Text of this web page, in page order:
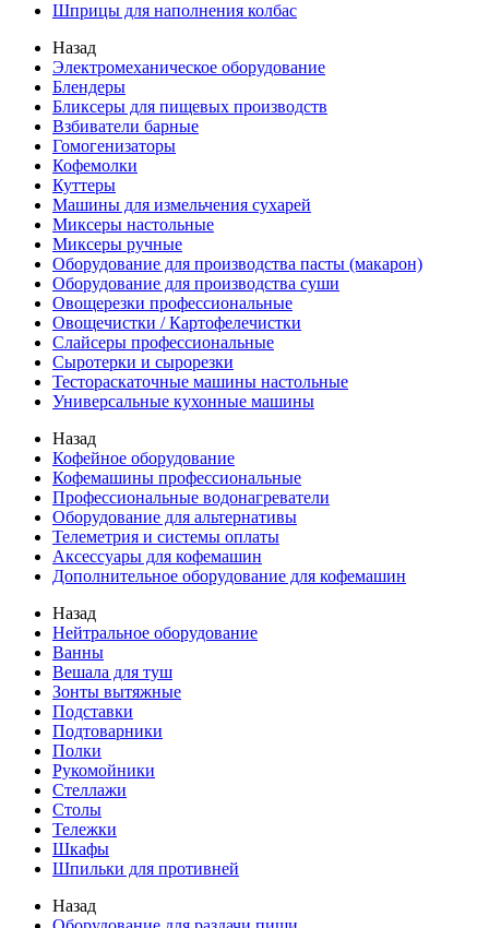
Шприцы для наполнения колбас
Назад
Электромеханическое оборудование
Блендеры
Бликсеры для пищевых производств
Взбиватели барные
Гомогенизаторы
Кофемолки
Куттеры
Машины для измельчения сухарей
Миксеры настольные
Миксеры ручные
Оборудование для производства пасты (макарон)
Оборудование для производства суши
Овощерезки профессиональные
Овощечистки / Картофелечистки
Слайсеры профессиональные
Сыротерки и сырорезки
Тестораскаточные машины настольные
Универсальные кухонные машины
Назад
Кофейное оборудование
Кофемашины профессиональные
Профессиональные водонагреватели
Оборудование для альтернативы
Телеметрия и системы оплаты
Аксессуары для кофемашин
Дополнительное оборудование для кофемашин
Назад
Нейтральное оборудование
Ванны
Вешала для туш
Зонты вытяжные
Подставки
Подтоварники
Полки
Рукомойники
Стеллажи
Столы
Тележки
Шкафы
Шпильки для противней
Назад